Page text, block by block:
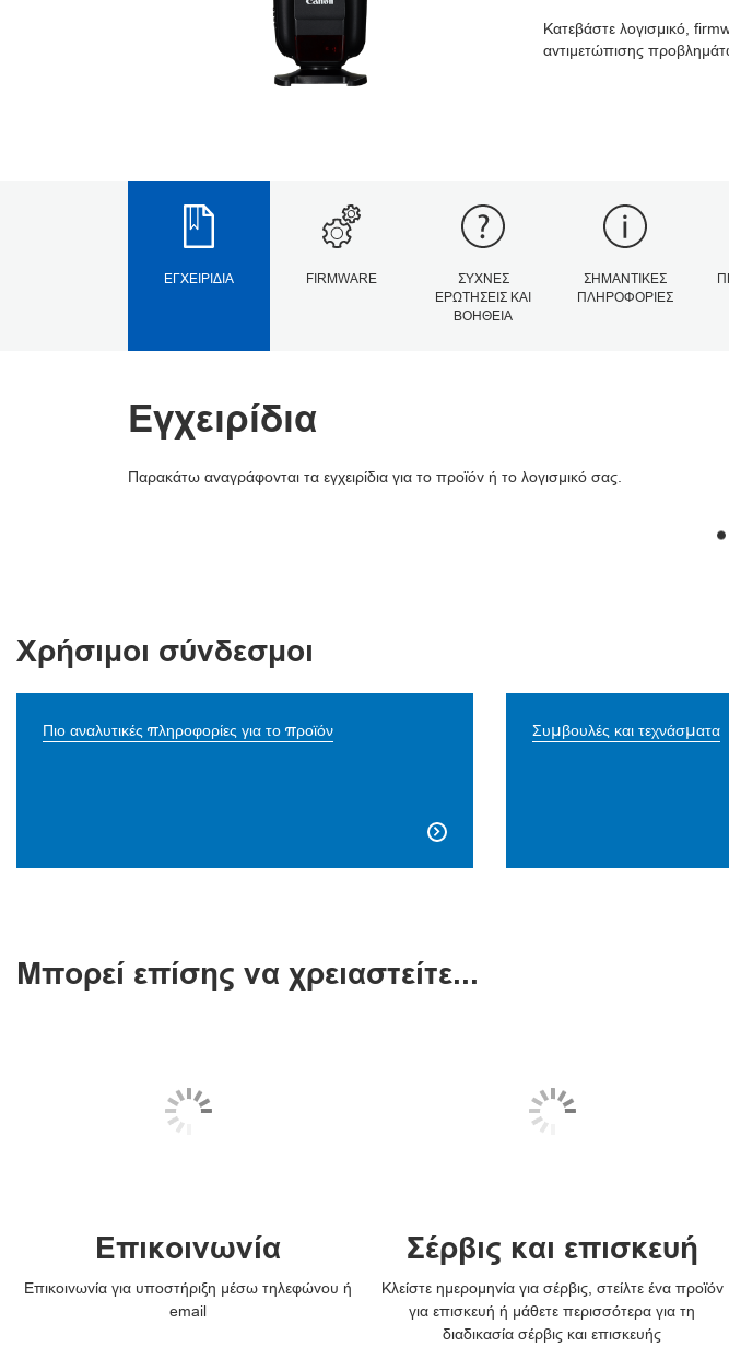
Κατεβάστε λογισμικό,
αντιμετώπισης
ΕΓΧΕΙΡΊΔΙΑ FIRMWARE
ΣΥΧΝΈΣ
ΕΡΩΤΉΣΕΙΣ ΚΑΙ
ΒΟΉΘΕΙΑ
ΣΗΜΑΝΤΙΚΈΣ
ΠΛΗΡΟΦΟΡΊΕΣ
Εγχειρίδια
Παρακάτω αναγράφονται τα εγχειρίδια για το προϊόν ή το λογισμικό σας.
Χρήσιμοι σύνδεσμοι
Πιο αναλυτικές πληροφορίες για το προϊόν

Συμβουλές και τεχνάσματα
Μπορεί επίσης να χρειαστείτε...
Επικοινωνία
Επικοινωνία για υποστήριξη μέσω τηλεφώνου ή
email
Σέρβις και επισκευή
Κλείστε ημερομηνία για σέρβις, στείλτε ένα προϊόν
για επισκευή ή μάθετε περισσότερα για τη
διαδικασία σέρβις και επισκευής